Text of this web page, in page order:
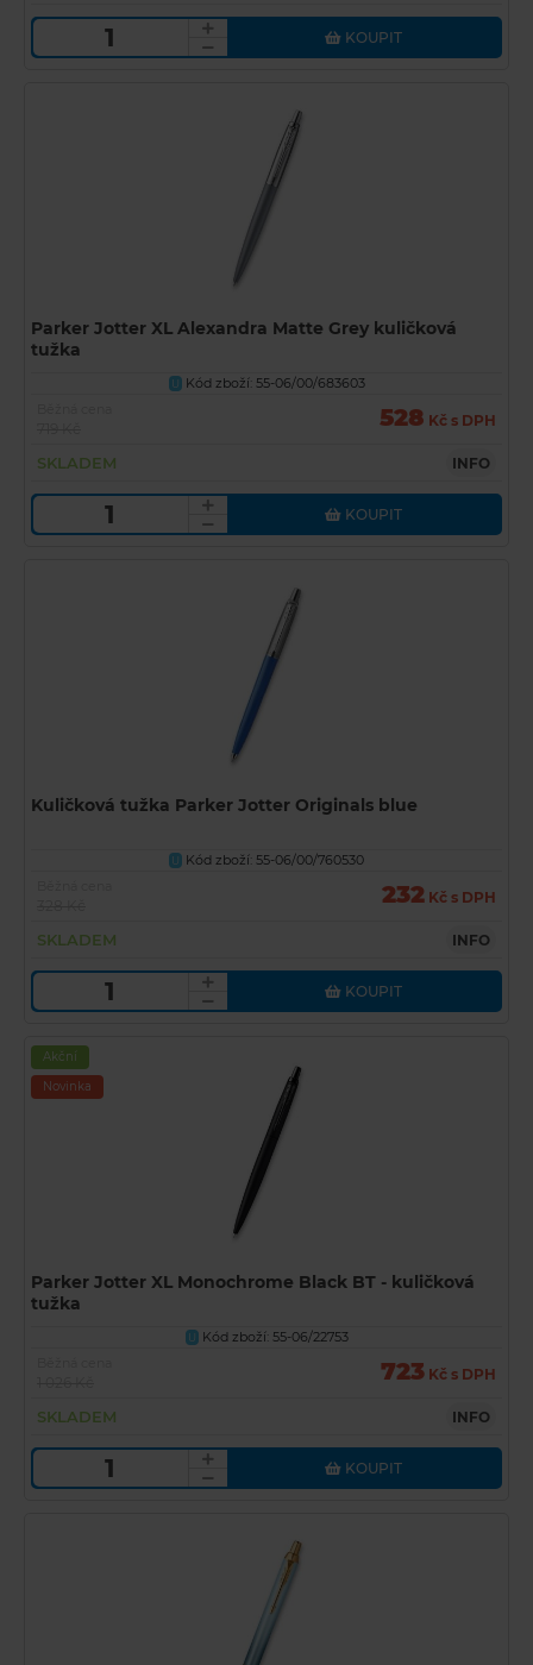
KOUPIT
Parker Jotter XL Alexandra Matte Grey kuličková
tužka
U Kód zboží: 55-06/00/683603
528 Kč s DPH
SKLADEM INFO
KOUPIT
Kuličková tužka Parker Jotter Originals blue
U
Kód zboží: 55-06/00/760530
232 Kč s DPH
SKLADEM INFO
KOUPIT
Akční
Novinka
Parker Jotter XL Monochrome Black BT - kuličková
tužka
U Kód zboží: 55-06/22753
723 Kč s DPH
SKLADEM INFO
KOUPIT